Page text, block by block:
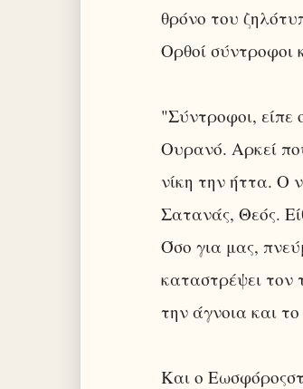
θρόνο του
Ορθοί σύντροφοι
"Σύντροφοι,
Ουρανό. Αρκεί
νίκη την ήττα. Ο
Σατανάς, Θεός.
Όσο για μας,
καταστρέψει
την άγνοια και
Και ο